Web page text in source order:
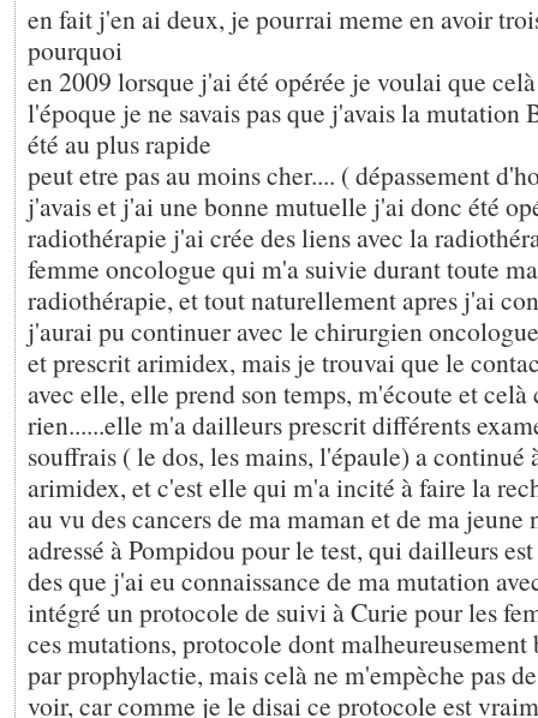
en fait j'en ai deux, je pourrai meme en avoir
pourquoi
en 2009 lorsque j'ai été opérée je voulai que
l'époque je ne savais pas que j'avais la mutation
été au plus rapide
peut etre pas au moins cher.... ( dépassement
j'avais et j'ai une bonne mutuelle j'ai donc été
radiothérapie j'ai crée des liens avec la
femme oncologue qui m'a suivie durant toute
radiothérapie, et tout naturellement apres j'ai
j'aurai pu continuer avec le chirurgien
et prescrit arimidex, mais je trouvai que le
avec elle, elle prend son temps, m'écoute et celà
rien......elle m'a dailleurs prescrit différents
souffrais ( le dos, les mains, l'épaule) a continué
arimidex, et c'est elle qui m'a incité à faire la
au vu des cancers de ma maman et de ma jeune
adressé à Pompidou pour le test, qui dailleurs
des que j'ai eu connaissance de ma mutation
intégré un protocole de suivi à Curie pour les
ces mutations, protocole dont
par prophylactie, mais celà ne m'empèche pas
voir, car comme je le disai ce protocole est